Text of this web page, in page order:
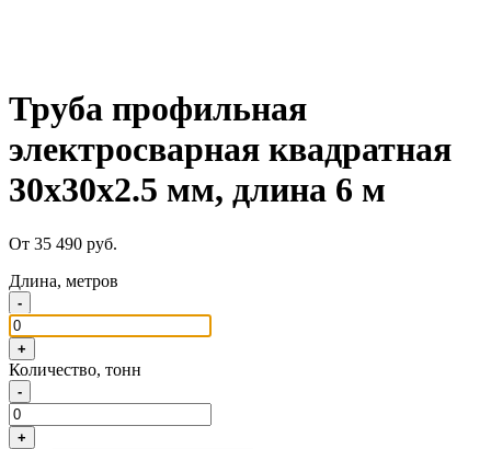
Труба профильная
электросварная квадратная
30х30х2.5 мм, длина 6 м
От 35 490 руб.
Длина, метров
-
+
Количество, тонн
-
+